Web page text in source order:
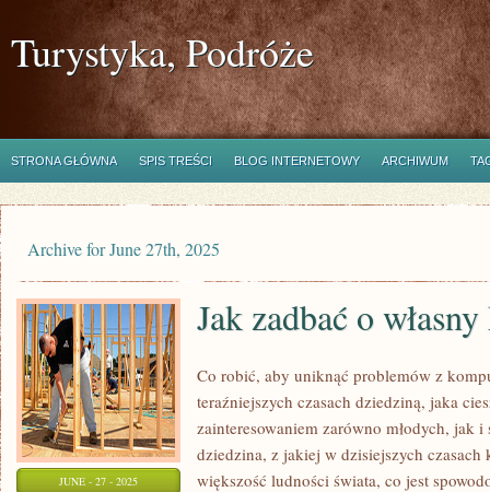
Turystyka, Podróże
STRONA GŁÓWNA SPIS TREŚCI BLOG INTERNETOWY ARCHIWUM
Archive for June 27th, 2025
JUNE - 27 - 2025
Jak zadbać o
Co robić, aby uniknąć problemów z
teraźniejszych czasach dziedziną, jaka
zainteresowaniem zarówno młodych, jak i
dziedzina, z jakiej w dzisiejszych czasach
większość ludności świata, co jest